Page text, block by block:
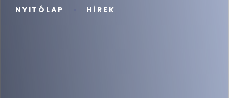
NYITÓLAP HÍREK